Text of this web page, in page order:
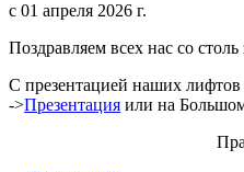
с 01 апреля 2026 г.
Поздравляем всех нас со
С презентацией наших
->Презентация или на